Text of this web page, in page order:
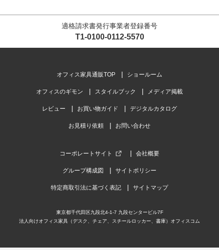
適格請求書発行事業者登録番号
T1-0100-0112-5570
オフィス家具通販TOP ショールーム
オフィスのギモン スタイルブック メディア掲載
レビュー お買い物ガイド デジタルカタログ
お見積り依頼 お問い合わせ
コーポレートサイト 会社概要
グループ構成図 サイトポリシー
特定商取引法に基づく表記 サイトマップ
東京都千代田区九段北4-1-7 九段センタービル7F
法人向けオフィス家具（デスク、チェア、スチールロッカー、書庫）オフィスコム